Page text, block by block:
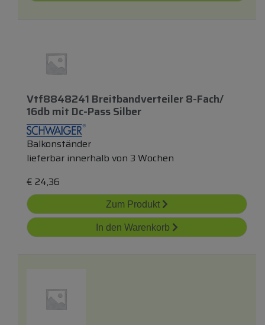
Vtf8848241 Breitbandverteiler 8-Fach/
16dbmit Dc-Pass Silber
Balkonständer
lieferbar innerhalb von 3 Wochen
€ 24,36
Zum Produkt
In den Warenkorb